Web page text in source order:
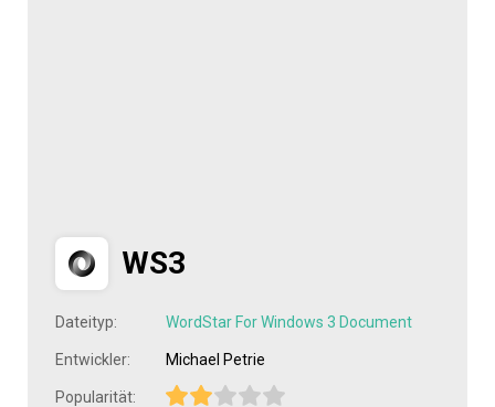
WS3
Dateityp: WordStar For Windows 3 Document
Entwickler: Michael Petrie
Popularität: